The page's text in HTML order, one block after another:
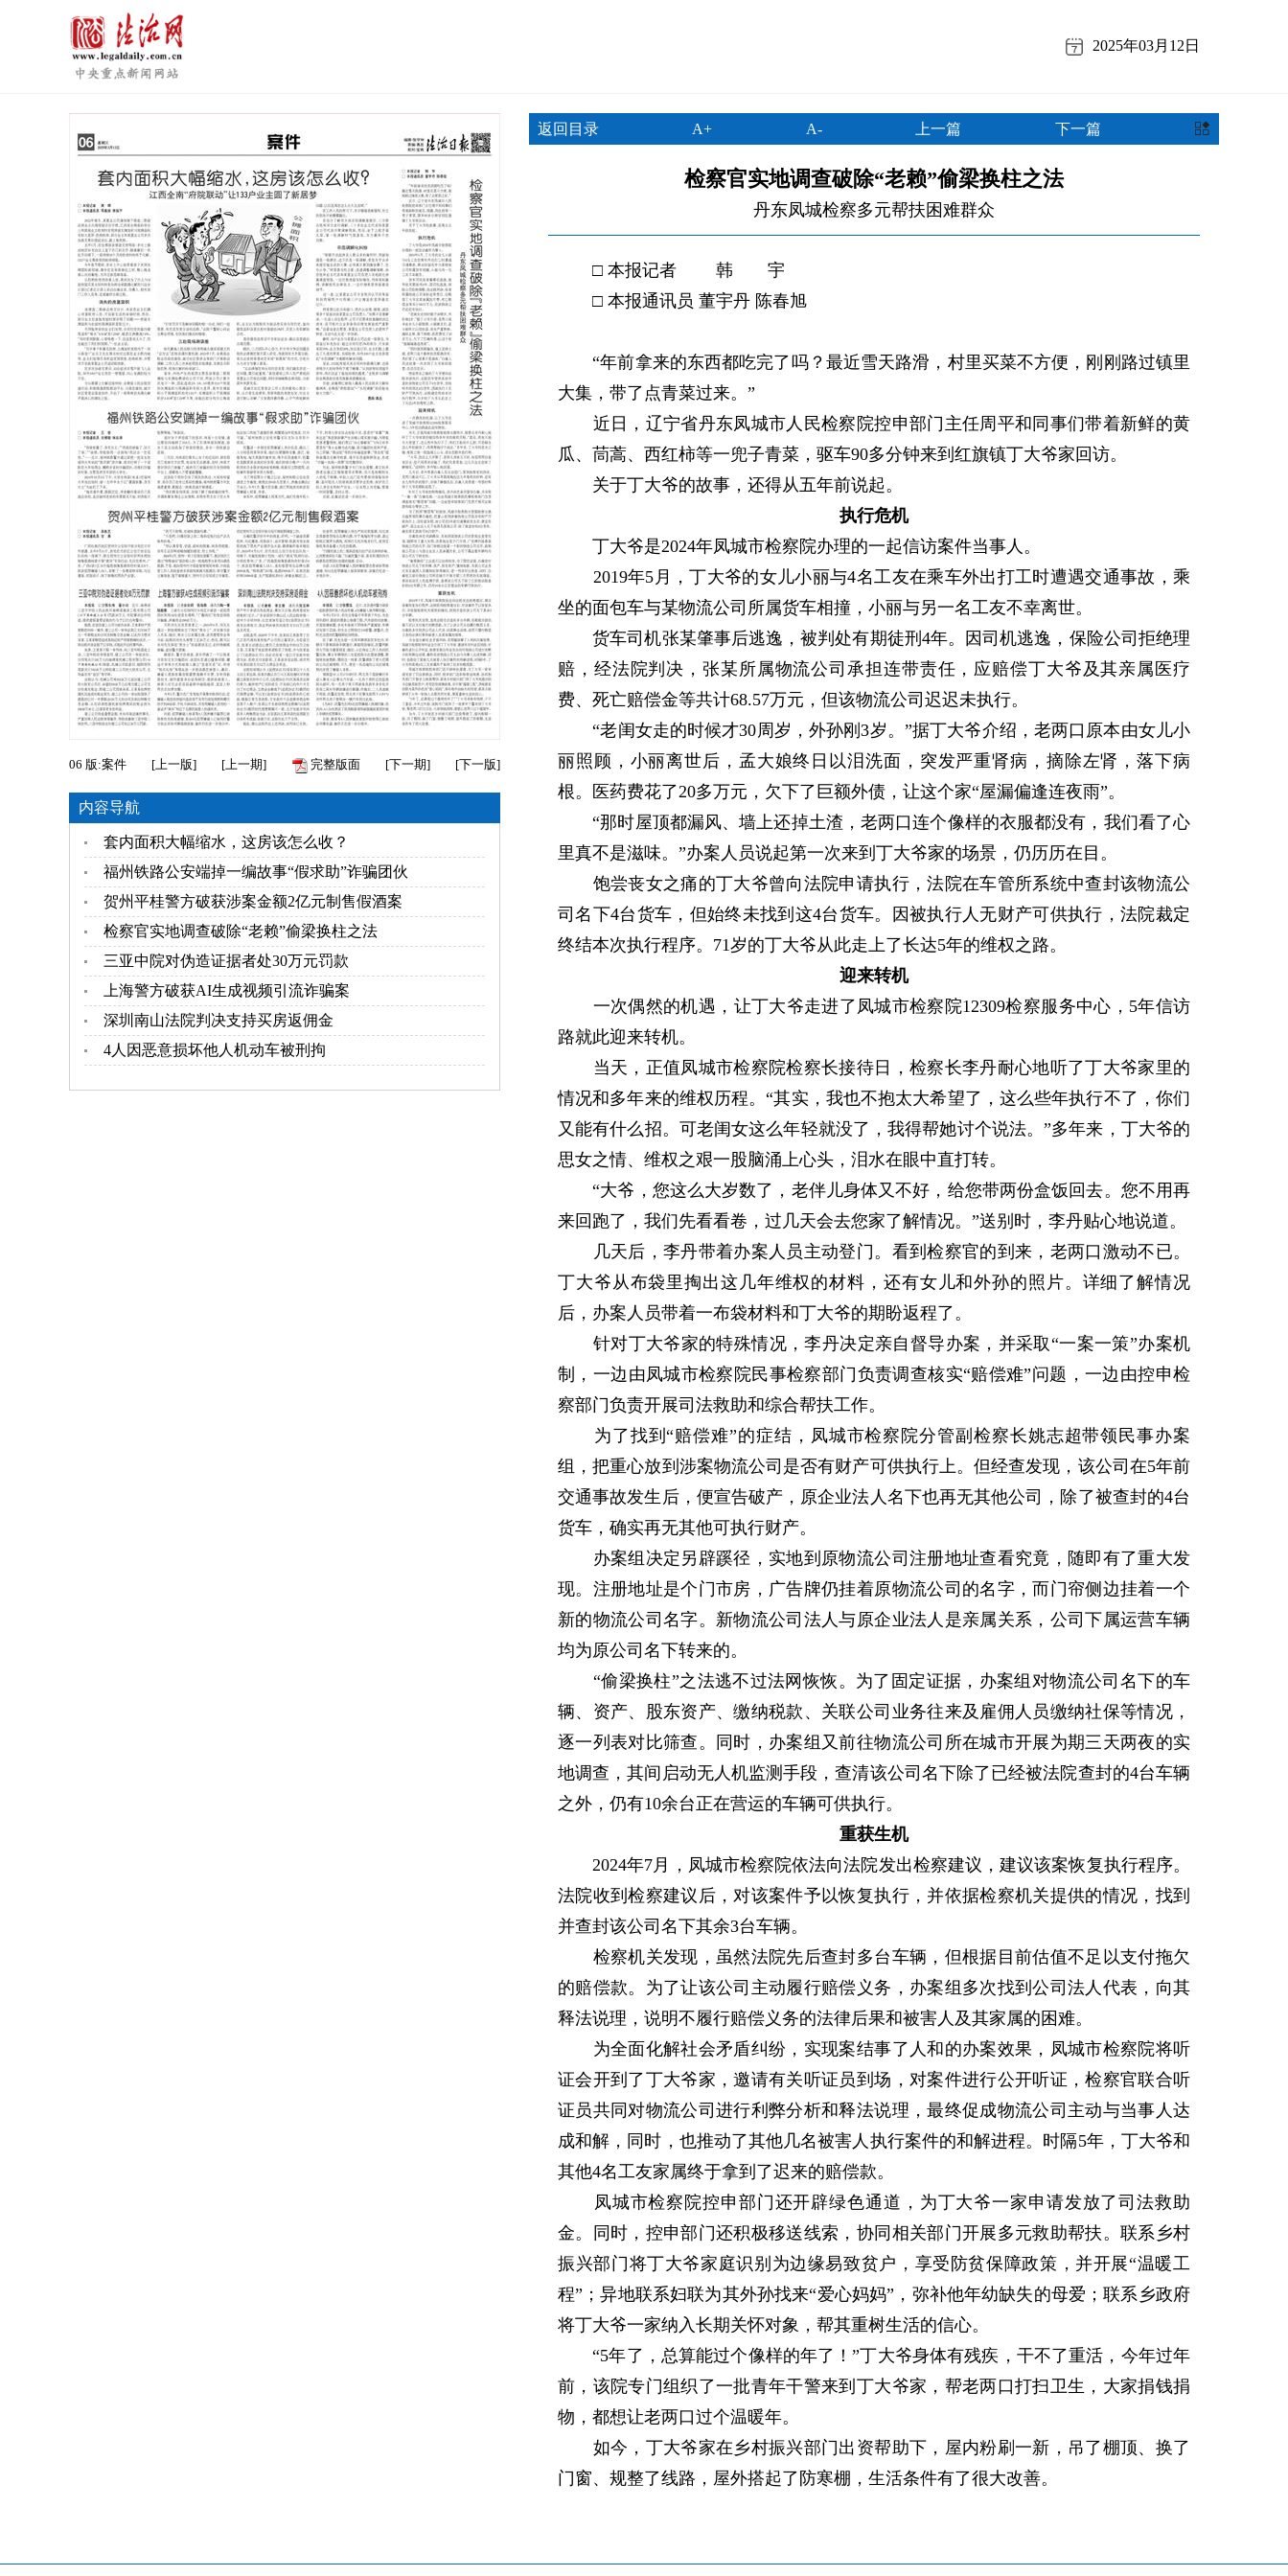
2025年03月12日
06 版:案件 [上一版] [上一期] 完整版面 [下一期] [下一版]
内容导航
套内面积大幅缩水，这房该怎么收？
福州铁路公安端掉一编故事“假求助”诈骗团伙
贺州平桂警方破获涉案金额2亿元制售假酒案
检察官实地调查破除“老赖”偷梁换柱之法
三亚中院对伪造证据者处30万元罚款
上海警方破获AI生成视频引流诈骗案
深圳南山法院判决支持买房返佣金
4人因恶意损坏他人机动车被刑拘
返回目录 A+ A- 上一篇 下一篇
检察官实地调查破除“老赖”偷梁换柱之法
丹东凤城检察多元帮扶困难群众
□ 本报记者 韩 宇
□ 本报通讯员 董宇丹 陈春旭
“年前拿来的东西都吃完了吗？最近雪天路滑，村里买菜不方便，刚刚路过镇里
大集，带了点青菜过来。”
近日，辽宁省丹东凤城市人民检察院控申部门主任周平和同事们带着新鲜的黄
瓜、茼蒿、西红柿等一兜子青菜，驱车90多分钟来到红旗镇丁大爷家回访。
关于丁大爷的故事，还得从五年前说起。
执行危机
丁大爷是2024年凤城市检察院办理的一起信访案件当事人。
2019年5月，丁大爷的女儿小丽与4名工友在乘车外出打工时遭遇交通事故，乘
坐的面包车与某物流公司所属货车相撞，小丽与另一名工友不幸离世。
货车司机张某肇事后逃逸，被判处有期徒刑4年。因司机逃逸，保险公司拒绝理
赔，经法院判决，张某所属物流公司承担连带责任，应赔偿丁大爷及其亲属医疗
费、死亡赔偿金等共计68.57万元，但该物流公司迟迟未执行。
“老闺女走的时候才30周岁，外孙刚3岁。”据丁大爷介绍，老两口原本由女儿小
丽照顾，小丽离世后，孟大娘终日以泪洗面，突发严重肾病，摘除左肾，落下病
根。医药费花了20多万元，欠下了巨额外债，让这个家“屋漏偏逢连夜雨”。
“那时屋顶都漏风、墙上还掉土渣，老两口连个像样的衣服都没有，我们看了心
里真不是滋味。”办案人员说起第一次来到丁大爷家的场景，仍历历在目。
饱尝丧女之痛的丁大爷曾向法院申请执行，法院在车管所系统中查封该物流公
司名下4台货车，但始终未找到这4台货车。因被执行人无财产可供执行，法院裁定
终结本次执行程序。71岁的丁大爷从此走上了长达5年的维权之路。
迎来转机
一次偶然的机遇，让丁大爷走进了凤城市检察院12309检察服务中心，5年信访
路就此迎来转机。
当天，正值凤城市检察院检察长接待日，检察长李丹耐心地听了丁大爷家里的
情况和多年来的维权历程。“其实，我也不抱太大希望了，这么些年执行不了，你们
又能有什么招。可老闺女这么年轻就没了，我得帮她讨个说法。”多年来，丁大爷的
思女之情、维权之艰一股脑涌上心头，泪水在眼中直打转。
“大爷，您这么大岁数了，老伴儿身体又不好，给您带两份盒饭回去。您不用再
来回跑了，我们先看看卷，过几天会去您家了解情况。”送别时，李丹贴心地说道。
几天后，李丹带着办案人员主动登门。看到检察官的到来，老两口激动不已。
丁大爷从布袋里掏出这几年维权的材料，还有女儿和外孙的照片。详细了解情况
后，办案人员带着一布袋材料和丁大爷的期盼返程了。
针对丁大爷家的特殊情况，李丹决定亲自督导办案，并采取“一案一策”办案机
制，一边由凤城市检察院民事检察部门负责调查核实“赔偿难”问题，一边由控申检
察部门负责开展司法救助和综合帮扶工作。
为了找到“赔偿难”的症结，凤城市检察院分管副检察长姚志超带领民事办案
组，把重心放到涉案物流公司是否有财产可供执行上。但经查发现，该公司在5年前
交通事故发生后，便宣告破产，原企业法人名下也再无其他公司，除了被查封的4台
货车，确实再无其他可执行财产。
办案组决定另辟蹊径，实地到原物流公司注册地址查看究竟，随即有了重大发
现。注册地址是个门市房，广告牌仍挂着原物流公司的名字，而门帘侧边挂着一个
新的物流公司名字。新物流公司法人与原企业法人是亲属关系，公司下属运营车辆
均为原公司名下转来的。
“偷梁换柱”之法逃不过法网恢恢。为了固定证据，办案组对物流公司名下的车
辆、资产、股东资产、缴纳税款、关联公司业务往来及雇佣人员缴纳社保等情况，
逐一列表对比筛查。同时，办案组又前往物流公司所在城市开展为期三天两夜的实
地调查，其间启动无人机监测手段，查清该公司名下除了已经被法院查封的4台车辆
之外，仍有10余台正在营运的车辆可供执行。
重获生机
2024年7月，凤城市检察院依法向法院发出检察建议，建议该案恢复执行程序。
法院收到检察建议后，对该案件予以恢复执行，并依据检察机关提供的情况，找到
并查封该公司名下其余3台车辆。
检察机关发现，虽然法院先后查封多台车辆，但根据目前估值不足以支付拖欠
的赔偿款。为了让该公司主动履行赔偿义务，办案组多次找到公司法人代表，向其
释法说理，说明不履行赔偿义务的法律后果和被害人及其家属的困难。
为全面化解社会矛盾纠纷，实现案结事了人和的办案效果，凤城市检察院将听
证会开到了丁大爷家，邀请有关听证员到场，对案件进行公开听证，检察官联合听
证员共同对物流公司进行利弊分析和释法说理，最终促成物流公司主动与当事人达
成和解，同时，也推动了其他几名被害人执行案件的和解进程。时隔5年，丁大爷和
其他4名工友家属终于拿到了迟来的赔偿款。
凤城市检察院控申部门还开辟绿色通道，为丁大爷一家申请发放了司法救助
金。同时，控申部门还积极移送线索，协同相关部门开展多元救助帮扶。联系乡村
振兴部门将丁大爷家庭识别为边缘易致贫户，享受防贫保障政策，并开展“温暖工
程”；异地联系妇联为其外孙找来“爱心妈妈”，弥补他年幼缺失的母爱；联系乡政府
将丁大爷一家纳入长期关怀对象，帮其重树生活的信心。
“5年了，总算能过个像样的年了！”丁大爷身体有残疾，干不了重活，今年过年
前，该院专门组织了一批青年干警来到丁大爷家，帮老两口打扫卫生，大家捐钱捐
物，都想让老两口过个温暖年。
如今，丁大爷家在乡村振兴部门出资帮助下，屋内粉刷一新，吊了棚顶、换了
门窗、规整了线路，屋外搭起了防寒棚，生活条件有了很大改善。